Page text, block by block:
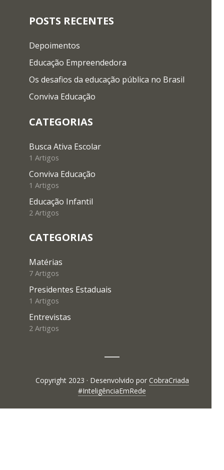
POSTS RECENTES
Depoimentos
Educação Empreendedora
Os desafios da educação pública no Brasil
Conviva Educação
CATEGORIAS
Busca Ativa Escolar
1 Artigos
Conviva Educação
1 Artigos
Educação Infantil
2 Artigos
CATEGORIAS
Matérias
7 Artigos
Presidentes Estaduais
1 Artigos
Entrevistas
2 Artigos
Copyright 2023 · Desenvolvido por CobraCriada
#InteligênciaEmRede